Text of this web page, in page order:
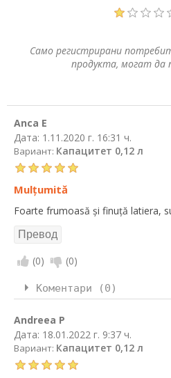
Само регистрирани
продукта, могат
Anca E
Дата: 1.11.2020 г. 16:31 ч.
Вариант: Капацитет 0,12 л
Mulțumită
Foarte frumoasă și finuță latiera,
(0) (0)
Коментари (0)
Andreea P
Дата: 18.01.2022 г. 9:37 ч.
Вариант: Капацитет 0,12 л